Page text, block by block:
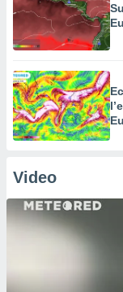
Video